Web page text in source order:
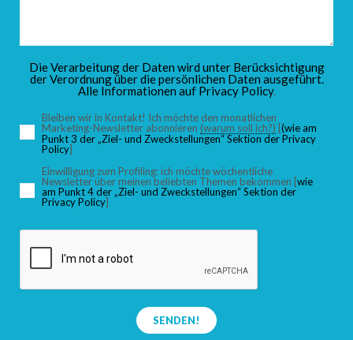
Die Verarbeitung der Daten wird unter Berücksichtigung
der Verordnung über die persönlichen Daten ausgeführt.
Alle Informationen auf Privacy Policy.
Bleiben wir in Kontakt! Ich möchte den monatlichen
Marketing-Newsletter abonnieren (warum soll ich?) [(wie am
Punkt 3 der „Ziel- und Zweckstellungen“ Sektion der Privacy
Policy]
Einwilligung zum Profiling: ich möchte wöchentliche
Newsletter über meinen beliebten Themen bekommen [wie
am Punkt 4 der „Ziel- und Zweckstellungen“ Sektion der
Privacy Policy]
SENDEN!